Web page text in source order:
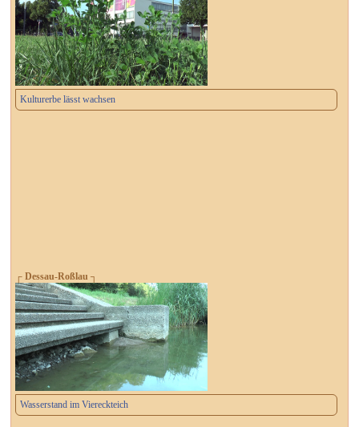
Kulturerbe lässt wachsen
┌ Dessau-Roßlau ┐
Wasserstand im Viereckteich